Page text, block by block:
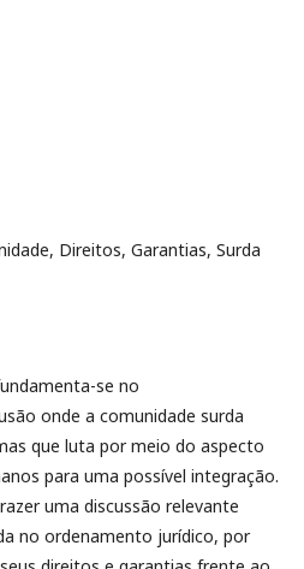
Direitos, Garantias, Surda
se no
onde a comunidade surda
que luta por meio do aspecto
para uma possível integração.
uma discussão relevante
no ordenamento jurídico, por